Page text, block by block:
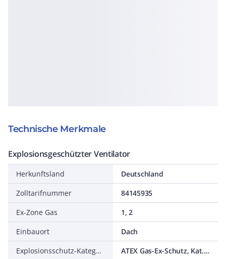
Technische Merkmale
Explosionsgeschützter Ventilator
Herkunftsland
Deutschland
Zolltarifnummer
84145935
Ex-Zone Gas
1, 2
Einbauort
Dach
Explosionsschutz-Kategorie für Gas
ATEX Gas-Ex-Schutz, Kat. 2G